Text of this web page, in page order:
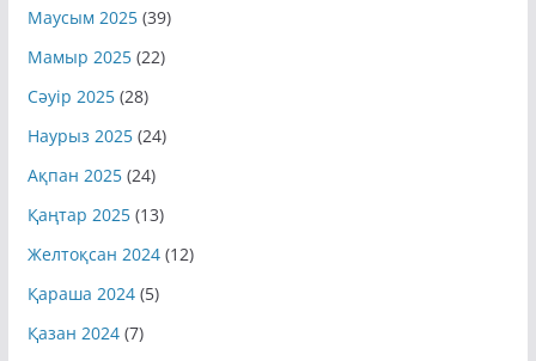
Маусым 2025(39)
Мамыр 2025(22)
Сәуір 2025(28)
Наурыз 2025(24)
Ақпан 2025(24)
Қаңтар 2025(13)
Желтоқсан 2024(12)
Қараша 2024(5)
Қазан 2024(7)